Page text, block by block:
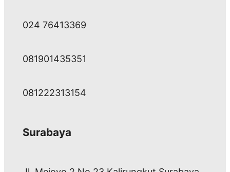
024 76413369
081901435351
081222313154
Surabaya